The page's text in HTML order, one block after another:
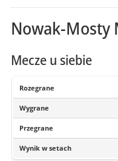
Nowak-Mosty
Mecze u siebie
Rozegrane
Wygrane
Przegrane
Wynik w setach